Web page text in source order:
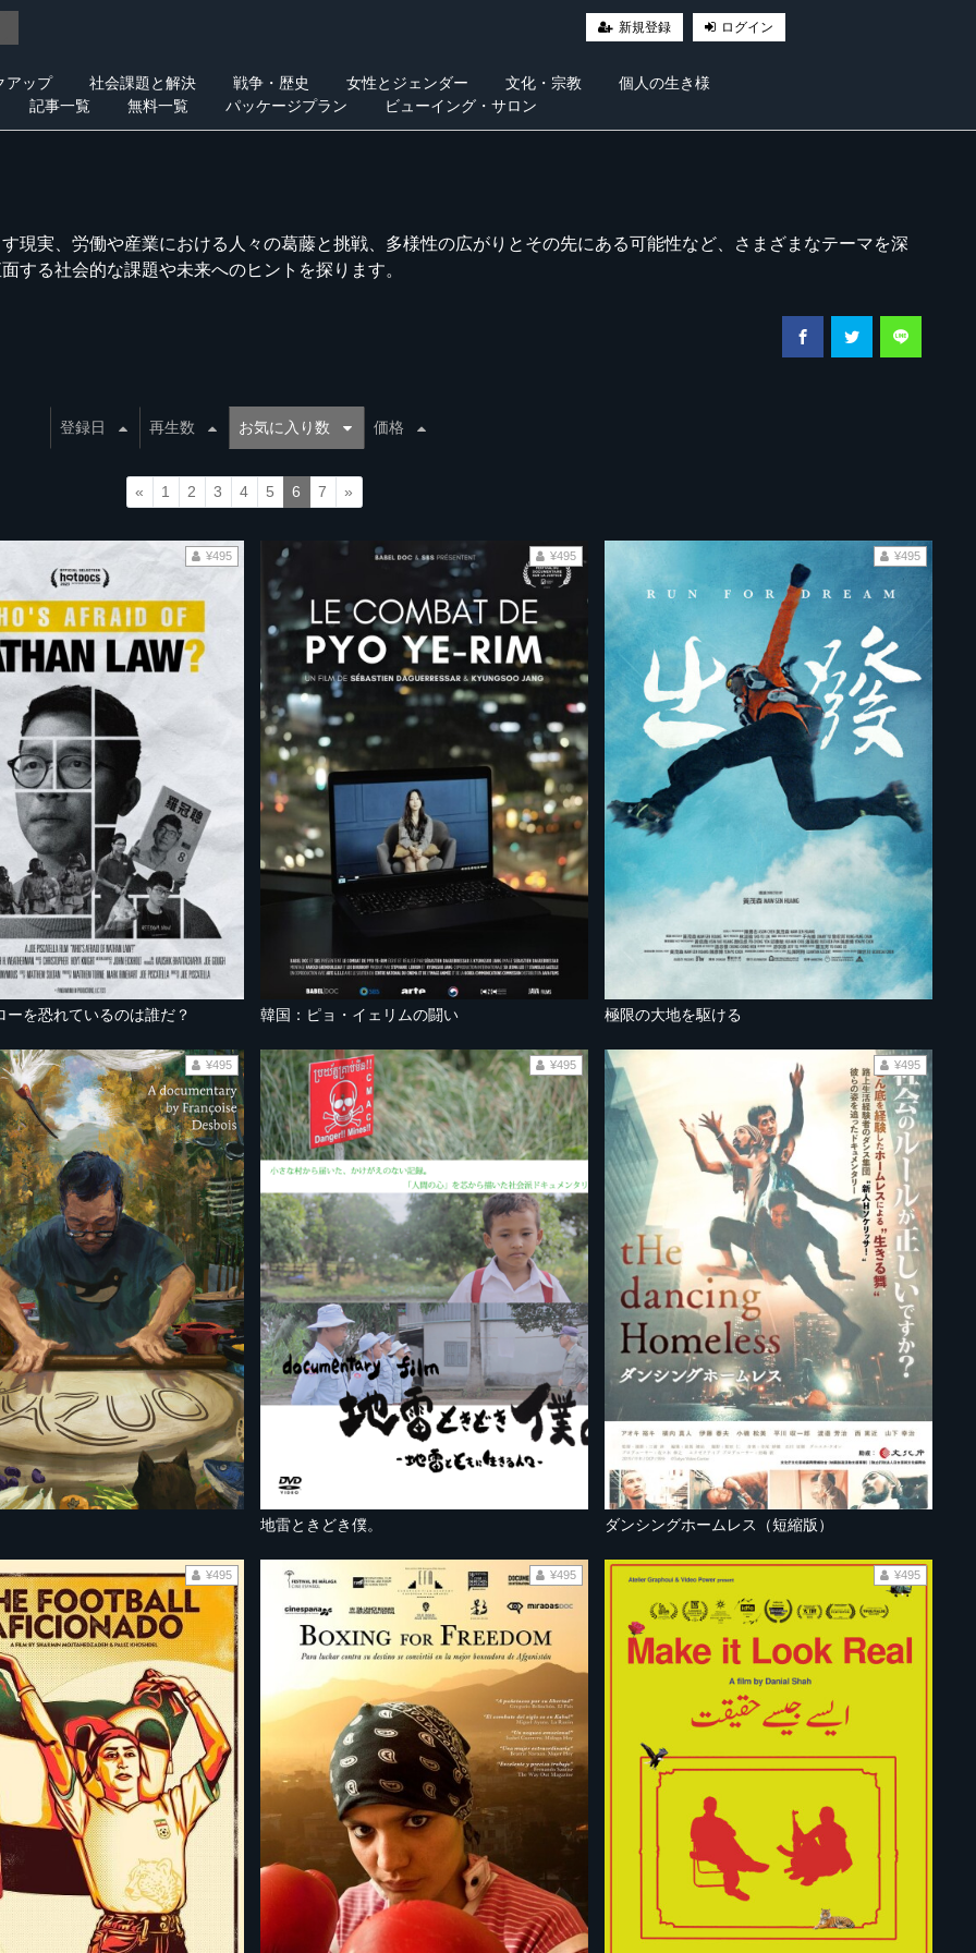
新規登録 ログイン
アップ 社会課題と解決 戦争・歴史 女性とジェンダー 文化・宗教
個人の生き様
記事一覧
無料一覧 パッケージプラン ビューイング・サロン
現実、労働や産業における人々の葛藤と挑戦、多様性の広がりとその先にある可能性など、さまざまなテーマを深
する社会的な課題や未来へのヒントを探ります。
登録日 再生数 お気に入り数 価格
« 1 2 3 4 5 6 7 »
ーを恐れているのは誰だ？
¥495
韓国：ピョ・イェリムの闘い
¥495
極限の大地を駆ける
¥495
¥495
地雷ときどき僕。
¥495
ダンシングホームレス（短縮版）
¥495
¥495 ¥495 ¥495